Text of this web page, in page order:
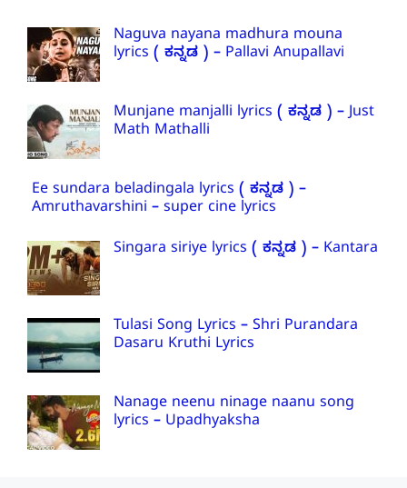
Naguva nayana madhura mouna
lyrics ( ಕನ್ನಡ ) – Pallavi Anupallavi
Munjane manjalli lyrics ( ಕನ್ನಡ ) – Just
Math Mathalli
Ee sundara beladingala lyrics ( ಕನ್ನಡ ) –
Amruthavarshini – super cine lyrics
Singara siriye lyrics ( ಕನ್ನಡ ) – Kantara
Tulasi Song Lyrics – Shri Purandara
Dasaru Kruthi Lyrics
Nanage neenu ninage naanu song
lyrics – Upadhyaksha